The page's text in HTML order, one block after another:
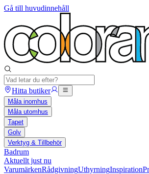
Gå till huvudinnehåll
Hitta butiker
Måla inomhus
Måla utomhus
Tapet
Golv
Verktyg & Tillbehör
Badrum
Aktuellt just nu
VarumärkenRådgivningUthyrningInspiration